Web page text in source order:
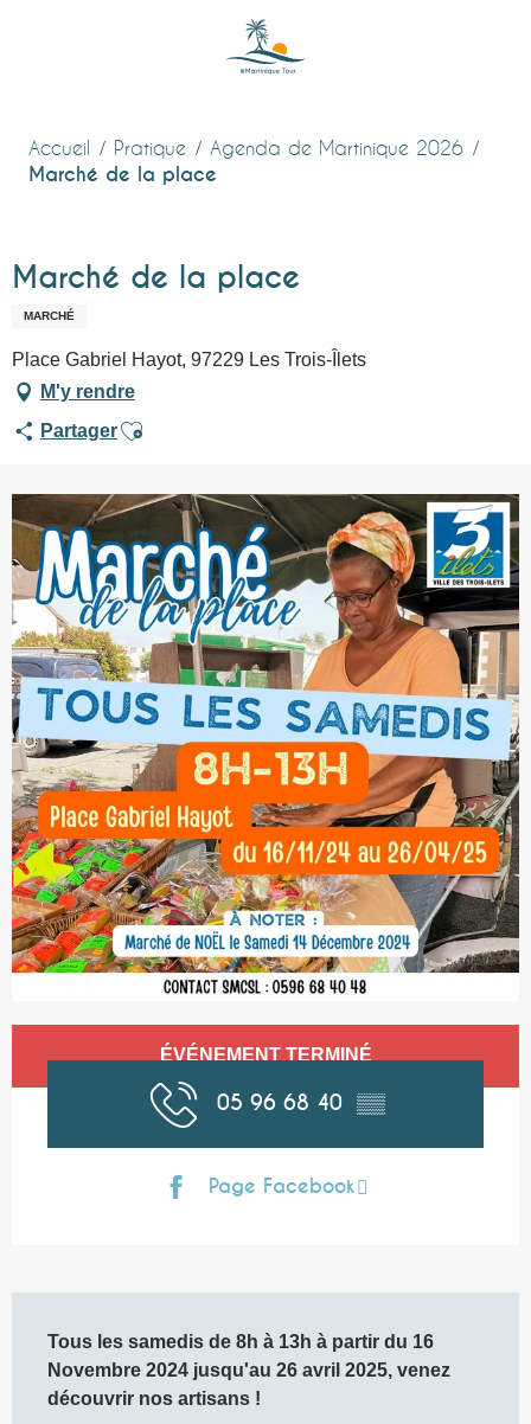
Accueil Pratique Agenda de Martinique 2026
Marché de la place
Marché de la place
MARCHÉ
Place Gabriel Hayot, 97229 Les Trois-Îlets
M'y rendre
PartagerAjouter aux favoris
Ouverture et coordonnées
ÉVÉNEMENT TERMINÉ
05 96 68 40 ▒▒
Page Facebook
Tous les samedis de 8h à 13h à partir du 16
Novembre 2024 jusqu'au 26 avril 2025, venez
découvrir nos artisans !